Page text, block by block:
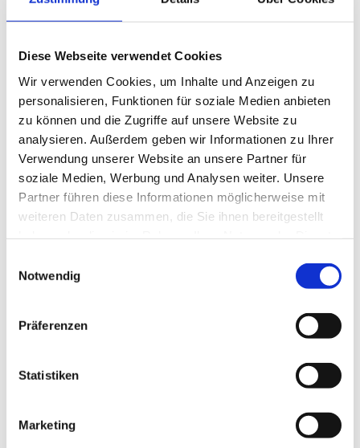
Diese Webseite verwendet Cookies
Wir verwenden Cookies, um Inhalte und Anzeigen zu
personalisieren, Funktionen für soziale Medien anbieten
zu können und die Zugriffe auf unsere Website zu
analysieren. Außerdem geben wir Informationen zu Ihrer
Verwendung unserer Website an unsere Partner für
soziale Medien, Werbung und Analysen weiter. Unsere
Partner führen diese Informationen möglicherweise mit
weiteren Daten zusammen, die Sie ihnen bereitgestellt
jederzeit auf unserer Datenschutzseite ändern.
Notwendig
Präferenzen
Statistiken
Marketing
0
Von
Dev Team
In Arbeitsplatzkonzept,Arbeitsprozessoptimierung, Blog
Design,eurocresActiveOffice, Gesundheitsförderung,
Gesundheitsmanagement,Tools ,WorkPlace
Veröffentlicht
28. Februar 2019